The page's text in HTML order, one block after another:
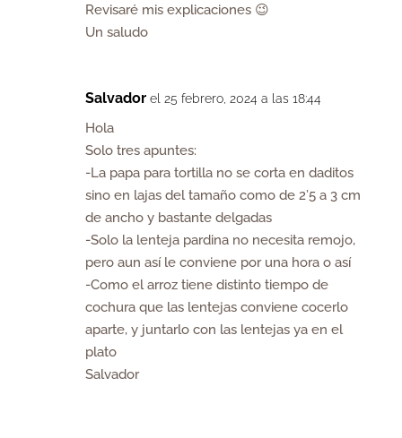
Revisaré mis explicaciones 😉
Un saludo
Salvador el 25 febrero, 2024 a las 18:44
Hola
Solo tres apuntes:
-La papa para tortilla no se corta en daditos
sino en lajas del tamaño como de 2’5 a 3 cm
de ancho y bastante delgadas
-Solo la lenteja pardina no necesita remojo,
pero aun así le conviene por una hora o así
-Como el arroz tiene distinto tiempo de
cochura que las lentejas conviene cocerlo
aparte, y juntarlo con las lentejas ya en el
plato
Salvador